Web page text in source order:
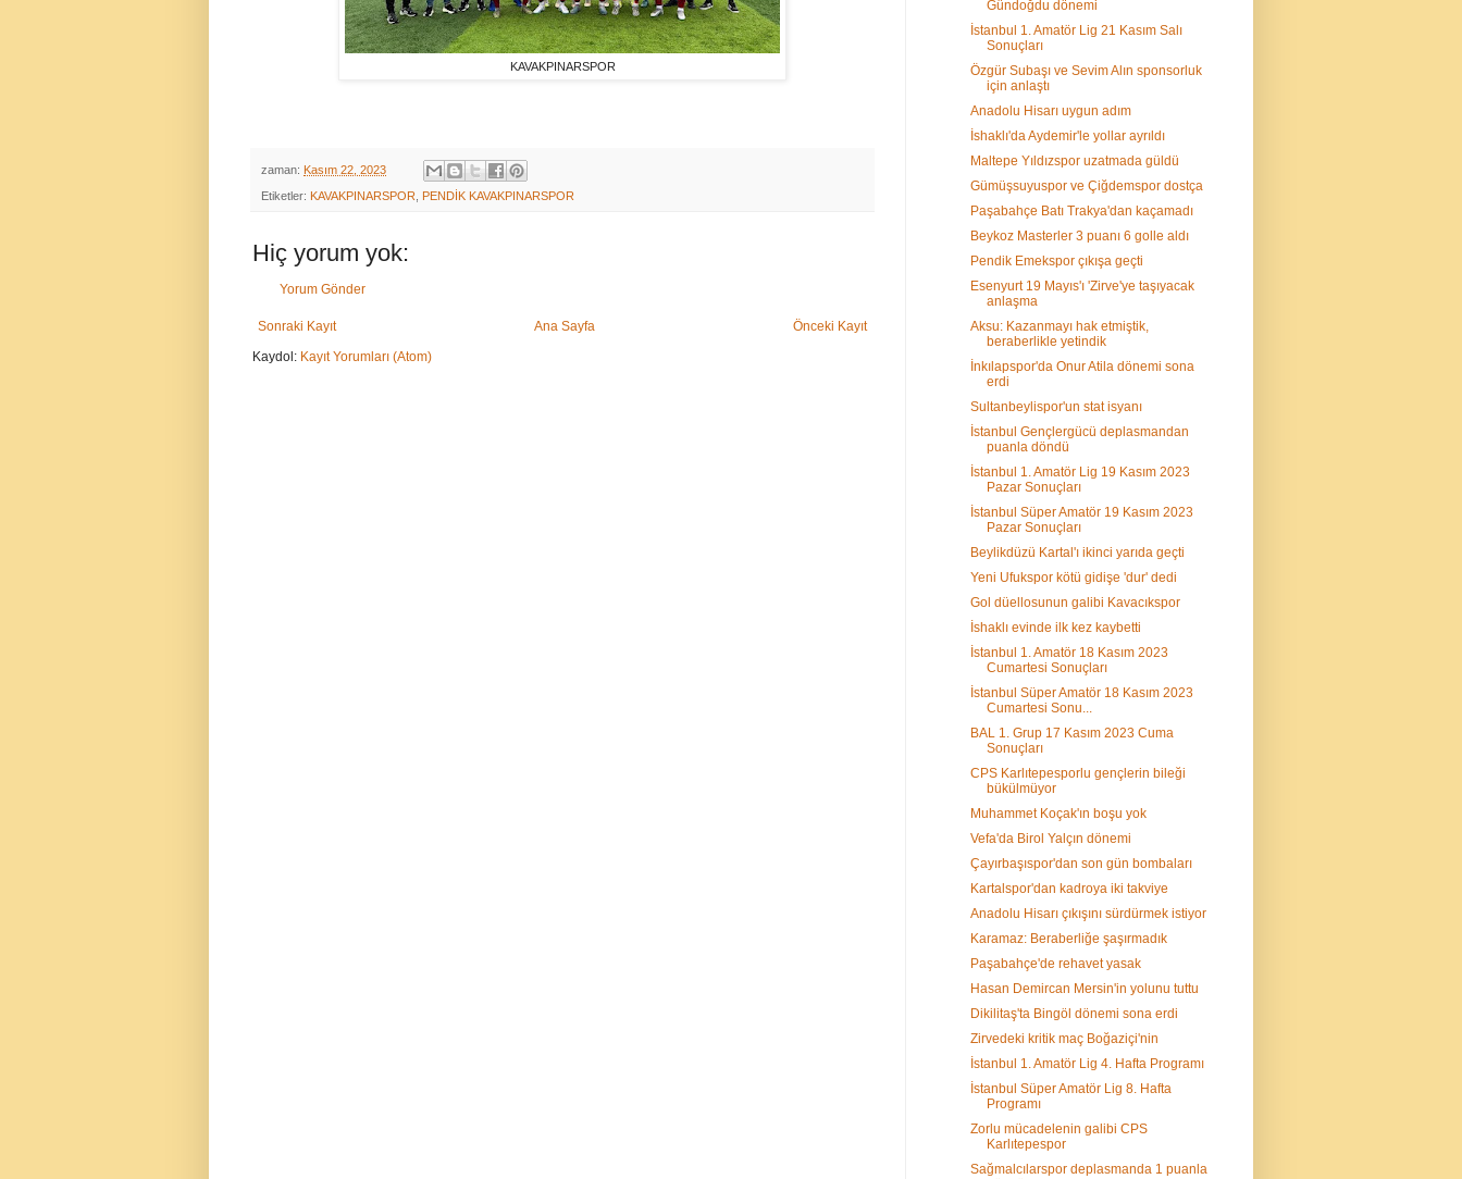
KAVAKPINARSPOR
zaman: Kasım 22, 2023
Etiketler: KAVAKPINARSPOR PENDİK KAVAKPINARSPOR
Hiç yorum yok:
Yorum Gönder
Sonraki Kayıt Önceki Kayıt
Ana Sayfa
Kaydol: Kayıt Yorumları (Atom)
Gündoğdu dönemi
İstanbul 1. Amatör Lig 21 Kasım Salı
Sonuçları
Özgür Subaşı ve Sevim Alın sponsorluk
için anlaştı
Anadolu Hisarı uygun adım
İshaklı'da Aydemir'le yollar ayrıldı
Maltepe Yıldızspor uzatmada güldü
Gümüşsuyuspor ve Çiğdemspor dostça
Paşabahçe Batı Trakya'dan kaçamadı
Beykoz Masterler 3 puanı 6 golle aldı
Pendik Emekspor çıkışa geçti
Esenyurt 19 Mayıs'ı 'Zirve'ye taşıyacak
anlaşma
Aksu: Kazanmayı hak etmiştik,
beraberlikle yetindik
İnkılapspor'da Onur Atila dönemi sona
erdi
Sultanbeylispor'un stat isyanı
İstanbul Gençlergücü deplasmandan
puanla döndü
İstanbul 1. Amatör Lig 19 Kasım 2023
Pazar Sonuçları
İstanbul Süper Amatör 19 Kasım 2023
Pazar Sonuçları
Beylikdüzü Kartal'ı ikinci yarıda geçti
Yeni Ufukspor kötü gidişe 'dur' dedi
Gol düellosunun galibi Kavacıkspor
İshaklı evinde ilk kez kaybetti
İstanbul 1. Amatör 18 Kasım 2023
Cumartesi Sonuçları
İstanbul Süper Amatör 18 Kasım 2023
Cumartesi Sonu...
BAL 1. Grup 17 Kasım 2023 Cuma
Sonuçları
CPS Karlıtepesporlu gençlerin bileği
bükülmüyor
Muhammet Koçak'ın boşu yok
Vefa'da Birol Yalçın dönemi
Çayırbaşıspor'dan son gün bombaları
Kartalspor'dan kadroya iki takviye
Anadolu Hisarı çıkışını sürdürmek istiyor
Karamaz: Beraberliğe şaşırmadık
Paşabahçe'de rehavet yasak
Hasan Demircan Mersin'in yolunu tuttu
Dikilitaş'ta Bingöl dönemi sona erdi
Zirvedeki kritik maç Boğaziçi'nin
İstanbul 1. Amatör Lig 4. Hafta Programı
İstanbul Süper Amatör Lig 8. Hafta
Programı
Zorlu mücadelenin galibi CPS
Karlıtepespor
Sağmalcılarspor deplasmanda 1 puanla